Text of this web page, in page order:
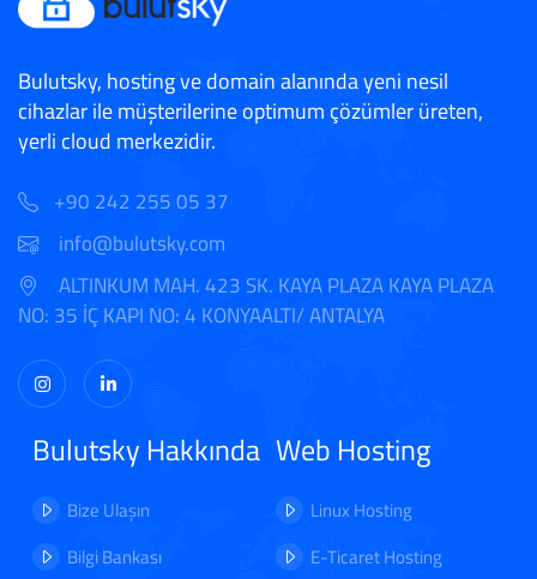
Bulutsky, hosting ve domain alanında yeni nesil
cihazlar ile müşterilerine optimum çözümler üreten,
yerli cloud merkezidir.
+90 242 255 05 37
info@bulutsky.com
ALTINKUM MAH. 423 SK. KAYA PLAZA KAYA PLAZA
NO: 35 İÇ KAPI NO: 4 KONYAALTI/ ANTALYA
Bulutsky Hakkında
Bize Ulaşın
Bilgi Bankası
Web Hosting
Linux Hosting
E-Ticaret Hosting